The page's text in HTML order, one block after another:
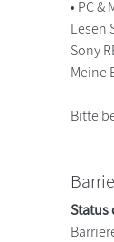
• PC &
Lesen
Sony
Meine
Bitte
Status